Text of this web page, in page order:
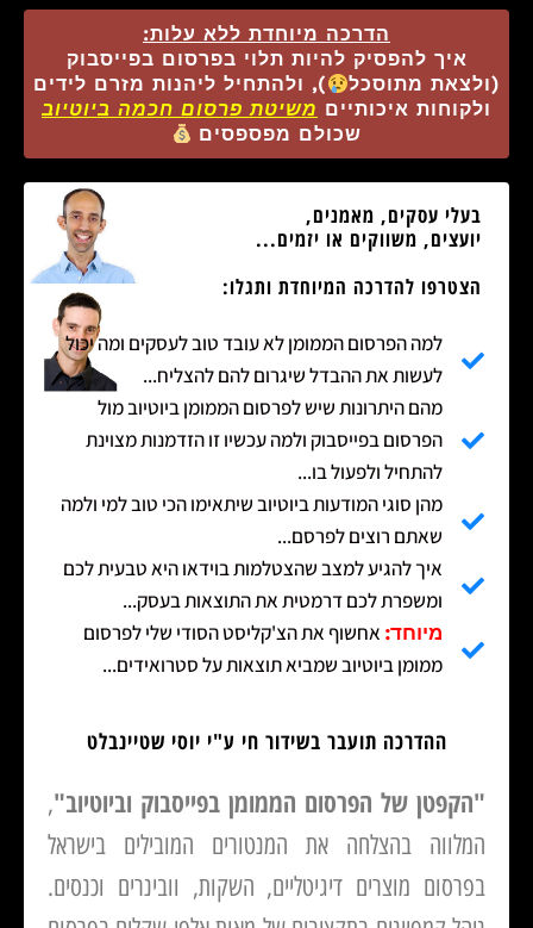
הדרכה מיוחדת ללא עלות:
איך להפסיק להיות תלוי בפרסום בפייסבוק
(ולצאת מתוסכל
), ולהתחיל ליהנות מזרם לידים
ולקוחות איכותייםמשיטת פרסום חכמה ביוטיוב
שכולם מפספסים
בעלי עסקים, מאמנים,
יועצים, משווקים או יזמים...
הצטרפו להדרכה המיוחדת ותגלו:
למה הפרסום הממומן לא עובד טוב לעסקים ומה יכול
לעשות את ההבדל שיגרום להם להצליח...
מהם היתרונות שיש לפרסום הממומן ביוטיוב מול
הפרסום בפייסבוק ולמה עכשיו זו הזדמנות מצוינת
להתחיל ולפעול בו...
מהן סוגי המודעות ביוטיוב שיתאימו הכי טוב למי ולמה
שאתם רוצים לפרסם...
איך להגיע למצב שהצטלמות בוידאו היא טבעית לכם
ומשפרת לכם דרמטית את התוצאות בעסק...
מיוחד:אחשוף את הצ'קליסט הסודי שלי לפרסום
ממומן ביוטיוב שמביא תוצאות על סטרואידים...
ההדרכה תועבר בשידור חי ע"י יוסי שטיינבלט
"הקפטן של הפרסום הממומן בפייסבוק וביוטיוב",
המלווה בהצלחה את המנטורים המובילים בישראל
בפרסום מוצרים דיגיטליים, השקות, וובינרים וכנסים.